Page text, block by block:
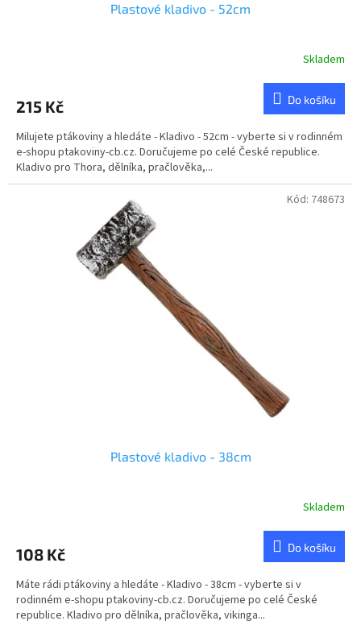
Plastové kladivo - 52cm
Skladem
215 Kč Do košíku
Milujete ptákoviny a hledáte - Kladivo - 52cm - vyberte si v rodinném
e-shopu ptakoviny-cb.cz. Doručujeme po celé České republice.
Kladivo pro Thora, dělníka, pračlověka,...
Plastové kladivo - 38cm
Skladem
108 Kč Do košíku
Máte rádi ptákoviny a hledáte - Kladivo - 38cm - vyberte si v
rodinném e-shopu ptakoviny-cb.cz. Doručujeme po celé České
republice. Kladivo pro dělníka, pračlověka, vikinga...
Kód: 748673